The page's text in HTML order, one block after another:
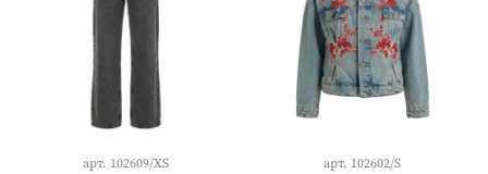
арт. 102609/XS арт. 102602/S